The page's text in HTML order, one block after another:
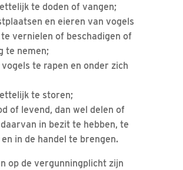
te doden of vangen;
en eieren van vogels
vernielen of beschadigen of
te nemen;
te rapen en onder zich
te storen;
of levend, dan wel delen of
in bezit te hebben, te
in de handel te brengen.
op de vergunningplicht zijn